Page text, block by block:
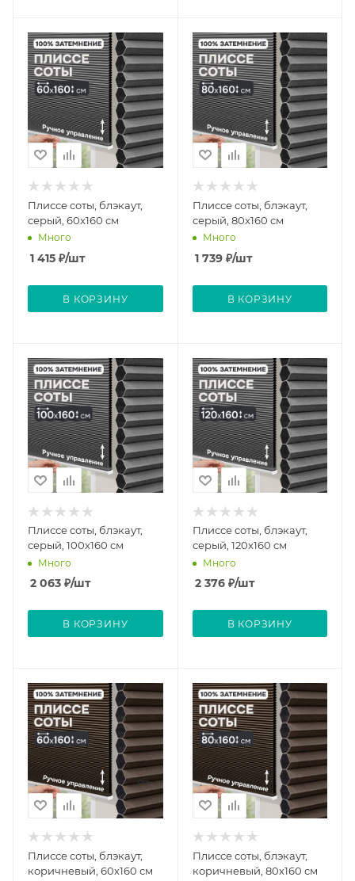
Плиссе соты, блэкаут,
серый, 60x160 см
Много
1 415 ₽/шт
В КОРЗИНУ
Плиссе соты, блэкаут,
серый, 80x160 см
Много
1 739₽/шт
В КОРЗИНУ
Плиссе соты, блэкаут,
серый, 100x160 см
Много
2 063 ₽/шт
В КОРЗИНУ
Плиссе соты, блэкаут,
серый, 120x160 см
Много
2 376₽/шт
В КОРЗИНУ
Плиссе соты, блэкаут,
коричневый, 60x160 см
Плиссе соты, блэкаут,
коричневый, 80x160 см